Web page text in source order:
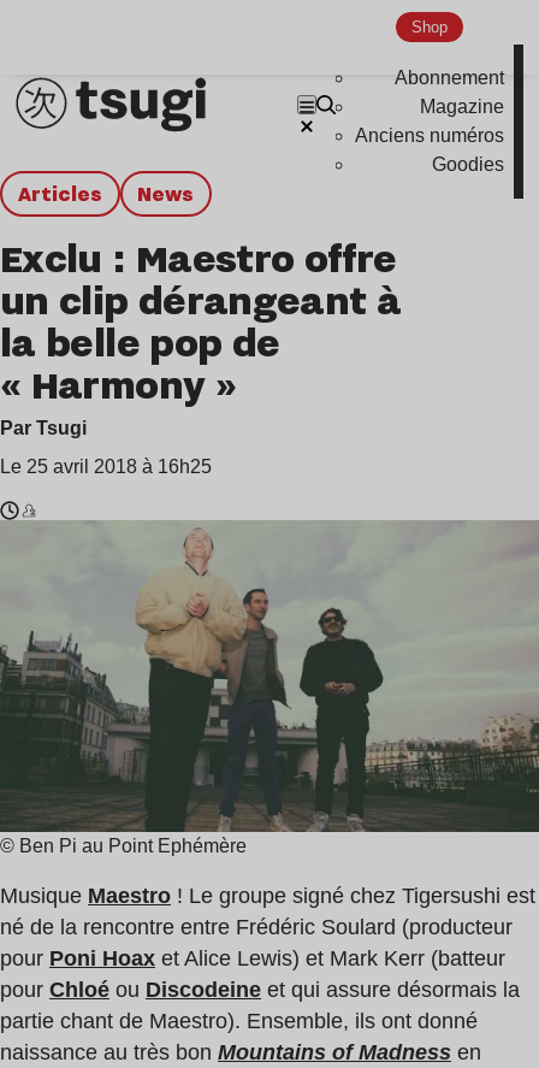
Shop
Abonnement
Magazine
Anciens numéros
Goodies
Articles news
Exclu : Maestro offre
un clip dérangeant à
la belle pop de
« Harmony »
Par Tsugi
Le 25 avril 2018 à 16h25
1
min
© Ben Pi au Point Ephémère
Musique Maestro ! Le groupe signé chez Tigersushi est
né de la rencontre entre Frédéric Soulard (producteur
pour Poni Hoax et Alice Lewis) et Mark Kerr (batteur
pour Chloé ou Discodeine et qui assure désormais la
partie chant de Maestro). Ensemble, ils ont donné
naissance au très bon Mountains of Madness en